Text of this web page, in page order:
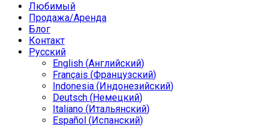
Любимый
Продажа/Аренда
Блог
Контакт
Русский
English (Английский)
Français (Французский)
Indonesia (Индонезийский)
Deutsch (Немецкий)
Italiano (Итальянский)
Español (Испанский)